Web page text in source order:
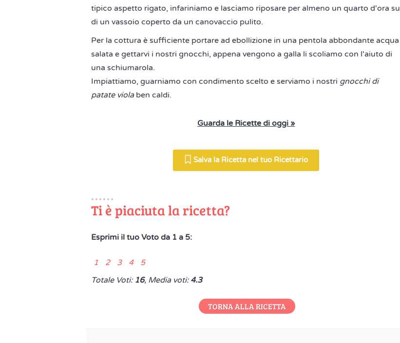
tipico aspetto rigato, infariniamo e lasciamo riposare per almeno un quarto d'ora su
di un vassoio coperto da un canovaccio pulito.
Per la cottura è sufficiente portare ad ebollizione in una pentola abbondante acqua
salata e gettarvi i nostri gnocchi, appena vengono a galla li scoliamo con l'aiuto di
una schiumarola.
Impiattiamo, guarniamo con condimento scelto e serviamo i nostri gnocchi di
patate violaben caldi.
Guarda le Ricette di oggi »
Salva la Ricetta nel tuo Ricettario
Ti è piaciuta la ricetta?
Esprimi il tuo Voto da 1 a 5:
1 2 3 4 5
Totale Voti: 16, Media voti: 4.3
TORNA ALLA RICETTA